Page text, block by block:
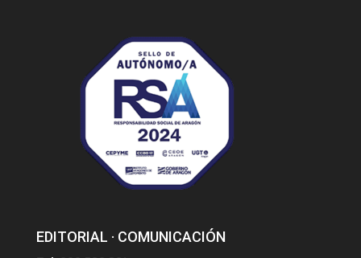
EDITORIAL · COMUNICACIÓN